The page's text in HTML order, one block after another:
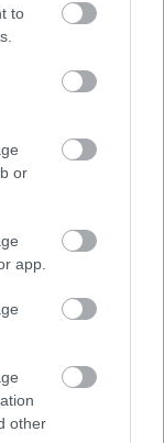
to
or
app.
other